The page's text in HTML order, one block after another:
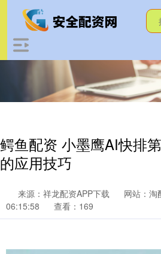
鳄鱼配资 小墨鹰AI快排
的应用技巧
来源：祥龙配资APP下载 网站：淘
06:15:58
查看：169